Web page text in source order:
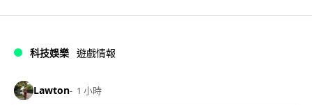
科技娛樂 遊戲情報
Lawton 1 小時